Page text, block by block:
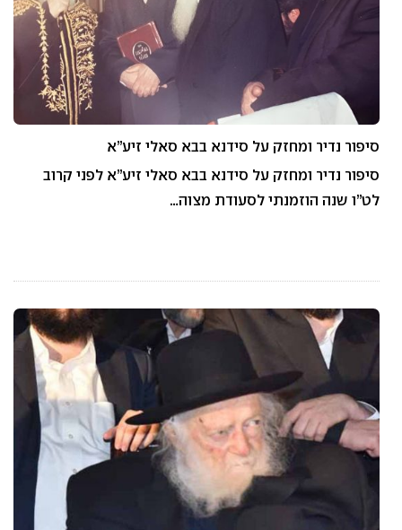
סיפור נדיר ומחזק על סידנא בבא סאלי זיע”א
סיפור נדיר ומחזק על סידנא בבא סאלי זיע”א לפני קרוב
לט”ו שנה הוזמנתי לסעודת מצוה…